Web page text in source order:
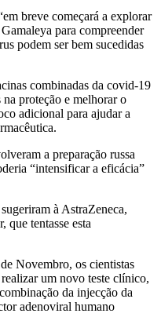
breve começará a explorar
para compreender
podem ser bem sucedidas
combinadas da covid-19
proteção e melhorar o
adicional para ajudar a
a preparação russa
“intensificar a eficácia”
à AstraZeneca,
que tentasse esta
Novembro, os cientistas
um novo teste clínico,
da injecção da
adenoviral humano